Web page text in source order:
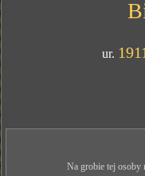
ur. 1911
Na grobie tej osoby